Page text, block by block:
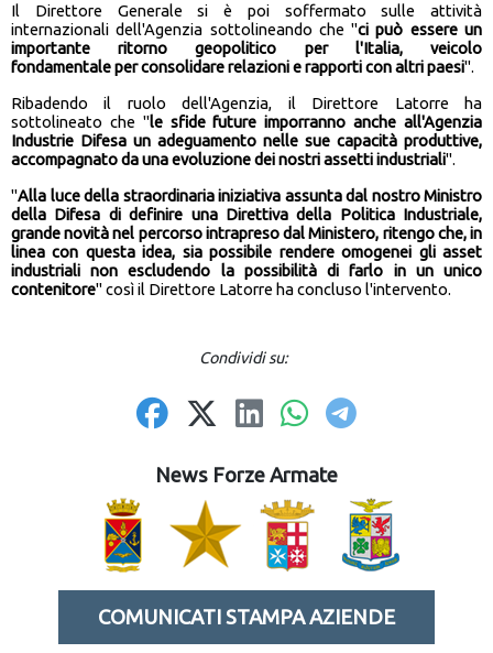
Il Direttore Generale si è poi soffermato sulle attività
internazionali dell'Agenzia sottolineando che "ci può essere un
importante ritorno geopolitico per l'Italia, veicolo
fondamentaleper consolidare relazioni e rapporti con altri paesi".
Ribadendo il ruolo dell'Agenzia, il Direttore Latorre ha
sottolineato che "le sfide future imporranno anche all'Agenzia
Industrie Difesa un adeguamento nelle sue capacità produttive,
accompagnato da una evoluzione dei nostri assetti industriali".
"Alla luce della straordinaria iniziativa assunta dal nostro Ministro
della Difesa di definire una Direttiva della Politica Industriale,
grande novità nel percorso intrapreso dal Ministero, ritengo che, in
linea con questa idea, sia possibile rendere omogenei gli asset
industriali non escludendo la possibilità di farlo in un unico
contenitore" così il Direttore Latorre ha concluso l'intervento.
Condividi su:
News Forze Armate
COMUNICATI STAMPA AZIENDE